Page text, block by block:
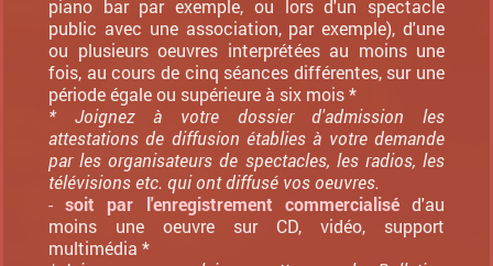
piano bar par exemple, ou lors d'un spectacle
public avec une association, par exemple), d'une
ou plusieurs oeuvres interprétées au moins une
fois, au cours de cinq séances différentes, sur une
période égale ou supérieure à six mois *
* Joignez à votre dossier d'admission les
attestations de diffusion établies à votre demande
par les organisateurs de spectacles, les radios, les
télévisions etc. qui ont diffusé vos oeuvres.
-soit par l'enregistrement commercialiséd'au
moins une oeuvre sur CD, vidéo, support
multimédia *